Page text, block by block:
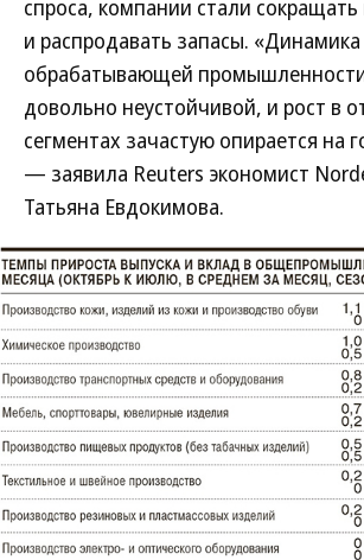
спроса, компании стали
и распродавать запасы. «Динамика
обрабатывающей промышленности
довольно неустойчивой, и рост в
сегментах зачастую опирается на
— заявила Reuters экономист
Татьяна Евдокимова.